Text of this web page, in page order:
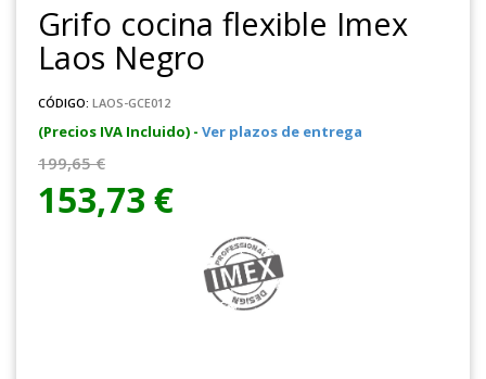
Grifo cocina flexible Imex
Laos Negro
CÓDIGO: LAOS-GCE012
(Precios IVA Incluido) - Ver plazos de entrega
199,65 €
153,73 €